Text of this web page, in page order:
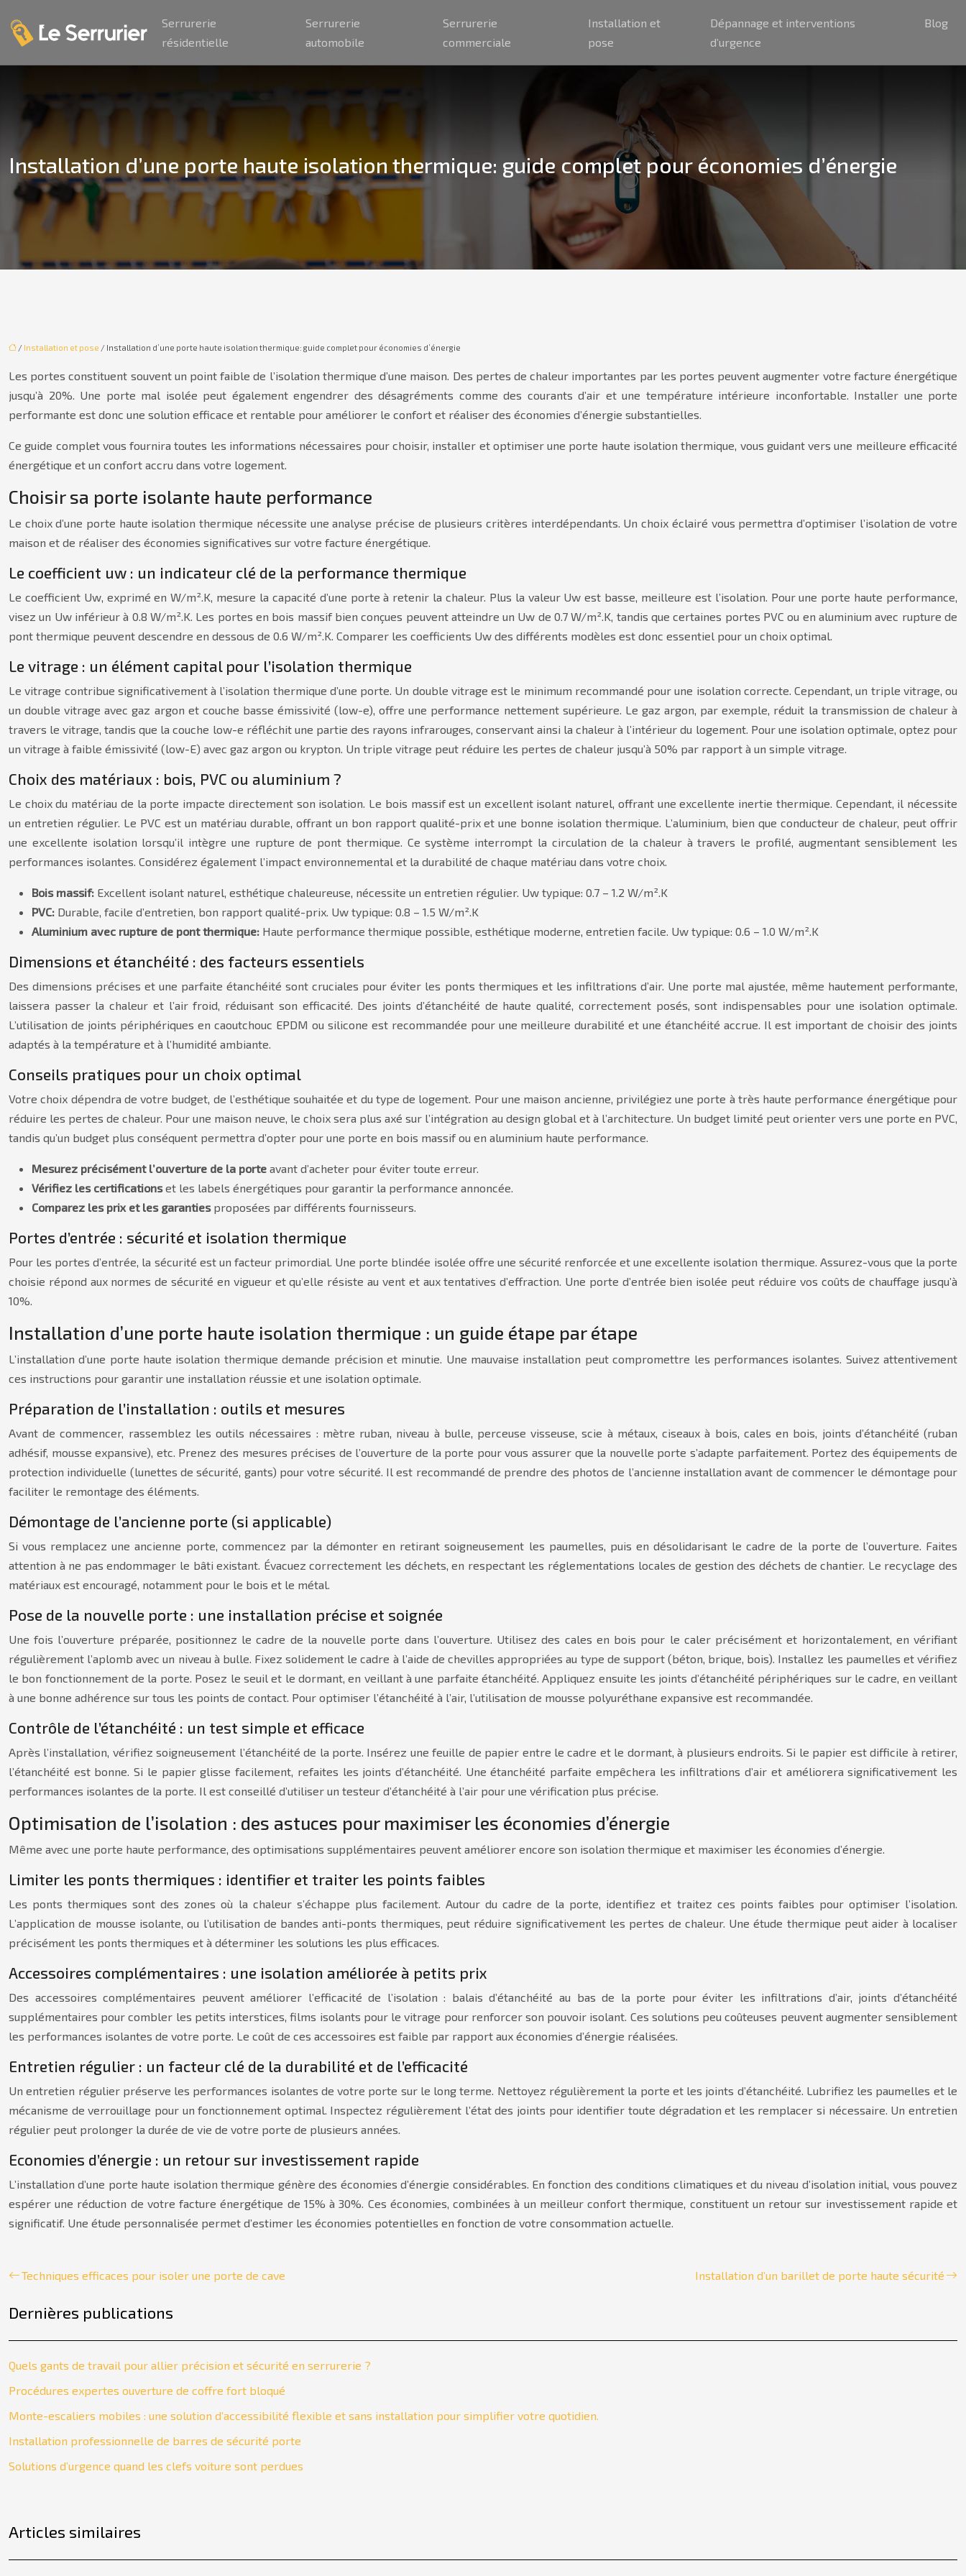
Serrurerie
résidentielle
Serrurerie
automobile
Serrurerie
commerciale
Installation et
pose
Dépannage et interventions
d’urgence
Blog
Installation d’une porte haute isolation thermique: guide complet pour économies d’énergie
/ Installation et pose / Installation d’une porte haute isolation thermique: guide complet pour économies d’énergie
Les portes constituent souvent un point faible de l’isolation thermique d’une maison. Des pertes de chaleur importantes par les portes peuvent augmenter votre facture énergétique
jusqu’à 20%. Une porte mal isolée peut également engendrer des désagréments comme des courants d’air et une température intérieure inconfortable. Installer une porte
performante est donc une solution efficace et rentable pour améliorer le confort et réaliser des économies d’énergie substantielles.
Ce guide complet vous fournira toutes les informations nécessaires pour choisir, installer et optimiser une porte haute isolation thermique, vous guidant vers une meilleure efficacité
énergétique et un confort accru dans votre logement.
Choisir sa porte isolante haute performance
Le choix d’une porte haute isolation thermique nécessite une analyse précise de plusieurs critères interdépendants. Un choix éclairé vous permettra d’optimiser l’isolation de votre
maison et de réaliser des économies significatives sur votre facture énergétique.
Le coefficient uw : un indicateur clé de la performance thermique
Le coefficient Uw, exprimé en W/m².K, mesure la capacité d’une porte à retenir la chaleur. Plus la valeur Uw est basse, meilleure est l’isolation. Pour une porte haute performance,
visez un Uw inférieur à 0.8 W/m².K. Les portes en bois massif bien conçues peuvent atteindre un Uw de 0.7 W/m².K, tandis que certaines portes PVC ou en aluminium avec rupture de
pont thermique peuvent descendre en dessous de 0.6 W/m².K. Comparer les coefficients Uw des différents modèles est donc essentiel pour un choix optimal.
Le vitrage : un élément capital pour l’isolation thermique
Le vitrage contribue significativement à l’isolation thermique d’une porte. Un double vitrage est le minimum recommandé pour une isolation correcte. Cependant, un triple vitrage, ou
un double vitrage avec gaz argon et couche basse émissivité (low-e), offre une performance nettement supérieure. Le gaz argon, par exemple, réduit la transmission de chaleur à
travers le vitrage, tandis que la couche low-e réfléchit une partie des rayons infrarouges, conservant ainsi la chaleur à l’intérieur du logement. Pour une isolation optimale, optez pour
un vitrage à faible émissivité (low-E) avec gaz argon ou krypton. Un triple vitrage peut réduire les pertes de chaleur jusqu’à 50% par rapport à un simple vitrage.
Choix des matériaux : bois, PVC ou aluminium ?
Le choix du matériau de la porte impacte directement son isolation. Le bois massif est un excellent isolant naturel, offrant une excellente inertie thermique. Cependant, il nécessite
un entretien régulier. Le PVC est un matériau durable, offrant un bon rapport qualité-prix et une bonne isolation thermique. L’aluminium, bien que conducteur de chaleur, peut offrir
une excellente isolation lorsqu’il intègre une rupture de pont thermique. Ce système interrompt la circulation de la chaleur à travers le profilé, augmentant sensiblement les
performances isolantes. Considérez également l’impact environnemental et la durabilité de chaque matériau dans votre choix.
Bois massif: Excellent isolant naturel, esthétique chaleureuse, nécessite un entretien régulier. Uw typique: 0.7 – 1.2 W/m².K
PVC: Durable, facile d’entretien, bon rapport qualité-prix. Uw typique: 0.8 – 1.5 W/m².K
Aluminium avec rupture de pont thermique: Haute performance thermique possible, esthétique moderne, entretien facile. Uw typique: 0.6 – 1.0 W/m².K
Dimensions et étanchéité : des facteurs essentiels
Des dimensions précises et une parfaite étanchéité sont cruciales pour éviter les ponts thermiques et les infiltrations d’air. Une porte mal ajustée, même hautement performante,
laissera passer la chaleur et l’air froid, réduisant son efficacité. Des joints d’étanchéité de haute qualité, correctement posés, sont indispensables pour une isolation optimale.
L’utilisation de joints périphériques en caoutchouc EPDM ou silicone est recommandée pour une meilleure durabilité et une étanchéité accrue. Il est important de choisir des joints
adaptés à la température et à l’humidité ambiante.
Conseils pratiques pour un choix optimal
Votre choix dépendra de votre budget, de l’esthétique souhaitée et du type de logement. Pour une maison ancienne, privilégiez une porte à très haute performance énergétique pour
réduire les pertes de chaleur. Pour une maison neuve, le choix sera plus axé sur l’intégration au design global et à l’architecture. Un budget limité peut orienter vers une porte en PVC,
tandis qu’un budget plus conséquent permettra d’opter pour une porte en bois massif ou en aluminium haute performance.
Mesurez précisément l’ouverture de la porte avant d’acheter pour éviter toute erreur.
Vérifiez les certificationset les labels énergétiques pour garantir la performance annoncée.
Comparez les prix et les garanties proposées par différents fournisseurs.
Portes d’entrée : sécurité et isolation thermique
Pour les portes d’entrée, la sécurité est un facteur primordial. Une porte blindée isolée offre une sécurité renforcée et une excellente isolation thermique. Assurez-vous que la porte
choisie répond aux normes de sécurité en vigueur et qu’elle résiste au vent et aux tentatives d’effraction. Une porte d’entrée bien isolée peut réduire vos coûts de chauffage jusqu’à
10%.
Installation d’une porte haute isolation thermique : un guide étape par étape
L’installation d’une porte haute isolation thermique demande précision et minutie. Une mauvaise installation peut compromettre les performances isolantes. Suivez attentivement
ces instructions pour garantir une installation réussie et une isolation optimale.
Préparation de l’installation : outils et mesures
Avant de commencer, rassemblez les outils nécessaires : mètre ruban, niveau à bulle, perceuse visseuse, scie à métaux, ciseaux à bois, cales en bois, joints d’étanchéité (ruban
adhésif, mousse expansive), etc. Prenez des mesures précises de l’ouverture de la porte pour vous assurer que la nouvelle porte s’adapte parfaitement. Portez des équipements de
protection individuelle (lunettes de sécurité, gants) pour votre sécurité. Il est recommandé de prendre des photos de l’ancienne installation avant de commencer le démontage pour
faciliter le remontage des éléments.
Démontage de l’ancienne porte (si applicable)
Si vous remplacez une ancienne porte, commencez par la démonter en retirant soigneusement les paumelles, puis en désolidarisant le cadre de la porte de l’ouverture. Faites
attention à ne pas endommager le bâti existant. Évacuez correctement les déchets, en respectant les réglementations locales de gestion des déchets de chantier. Le recyclage des
matériaux est encouragé, notamment pour le bois et le métal.
Pose de la nouvelle porte : une installation précise et soignée
Une fois l’ouverture préparée, positionnez le cadre de la nouvelle porte dans l’ouverture. Utilisez des cales en bois pour le caler précisément et horizontalement, en vérifiant
régulièrement l’aplomb avec un niveau à bulle. Fixez solidement le cadre à l’aide de chevilles appropriées au type de support (béton, brique, bois). Installez les paumelles et vérifiez
le bon fonctionnement de la porte. Posez le seuil et le dormant, en veillant à une parfaite étanchéité. Appliquez ensuite les joints d’étanchéité périphériques sur le cadre, en veillant
à une bonne adhérence sur tous les points de contact. Pour optimiser l’étanchéité à l’air, l’utilisation de mousse polyuréthane expansive est recommandée.
Contrôle de l’étanchéité : un test simple et efficace
Après l’installation, vérifiez soigneusement l’étanchéité de la porte. Insérez une feuille de papier entre le cadre et le dormant, à plusieurs endroits. Si le papier est difficile à retirer,
l’étanchéité est bonne. Si le papier glisse facilement, refaites les joints d’étanchéité. Une étanchéité parfaite empêchera les infiltrations d’air et améliorera significativement les
performances isolantes de la porte. Il est conseillé d’utiliser un testeur d’étanchéité à l’air pour une vérification plus précise.
Optimisation de l’isolation : des astuces pour maximiser les économies d’énergie
Même avec une porte haute performance, des optimisations supplémentaires peuvent améliorer encore son isolation thermique et maximiser les économies d’énergie.
Limiter les ponts thermiques : identifier et traiter les points faibles
Les ponts thermiques sont des zones où la chaleur s’échappe plus facilement. Autour du cadre de la porte, identifiez et traitez ces points faibles pour optimiser l’isolation.
L’application de mousse isolante, ou l’utilisation de bandes anti-ponts thermiques, peut réduire significativement les pertes de chaleur. Une étude thermique peut aider à localiser
précisément les ponts thermiques et à déterminer les solutions les plus efficaces.
Accessoires complémentaires : une isolation améliorée à petits prix
Des accessoires complémentaires peuvent améliorer l’efficacité de l’isolation : balais d’étanchéité au bas de la porte pour éviter les infiltrations d’air, joints d’étanchéité
supplémentaires pour combler les petits interstices, films isolants pour le vitrage pour renforcer son pouvoir isolant. Ces solutions peu coûteuses peuvent augmenter sensiblement
les performances isolantes de votre porte. Le coût de ces accessoires est faible par rapport aux économies d’énergie réalisées.
Entretien régulier : un facteur clé de la durabilité et de l’efficacité
Un entretien régulier préserve les performances isolantes de votre porte sur le long terme. Nettoyez régulièrement la porte et les joints d’étanchéité. Lubrifiez les paumelles et le
mécanisme de verrouillage pour un fonctionnement optimal. Inspectez régulièrement l’état des joints pour identifier toute dégradation et les remplacer si nécessaire. Un entretien
régulier peut prolonger la durée de vie de votre porte de plusieurs années.
Economies d’énergie : un retour sur investissement rapide
L’installation d’une porte haute isolation thermique génère des économies d’énergie considérables. En fonction des conditions climatiques et du niveau d’isolation initial, vous pouvez
espérer une réduction de votre facture énergétique de 15% à 30%. Ces économies, combinées à un meilleur confort thermique, constituent un retour sur investissement rapide et
significatif. Une étude personnalisée permet d’estimer les économies potentielles en fonction de votre consommation actuelle.
Techniques efficaces pour isoler une porte de cave Installation d’un barillet de porte haute sécurité
Dernières publications
Quels gants de travail pour allier précision et sécurité en serrurerie ?
Procédures expertes ouverture de coffre fort bloqué
Monte-escaliers mobiles : une solution d’accessibilité flexible et sans installation pour simplifier votre quotidien.
Installation professionnelle de barres de sécurité porte
Solutions d’urgence quand les clefs voiture sont perdues
Articles similaires